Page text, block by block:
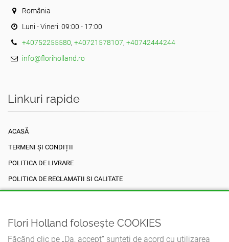
România
Luni - Vineri: 09:00 - 17:00
+40752255580, +40721578107, +40742444244
info@floriholland.ro
Linkuri rapide
ACASĂ
TERMENI ȘI CONDIȚII
POLITICA DE LIVRARE
POLITICA DE RECLAMATII SI CALITATE
POLITICA DE COOKIES
Flori Holland folosește COOKIES
Făcând clic pe „Da, accept” sunteți de acord cu utilizarea